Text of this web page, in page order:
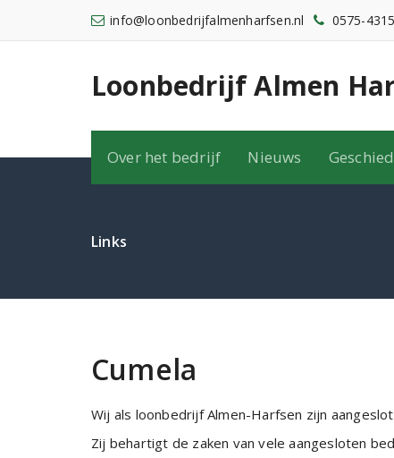
de
info@loonbedrijfalmenharfsen.nl 0575-
Loonbedrijf Almen
Over het bedrijf Nieuws
Links
Cumela
Wij als loonbedrijf Almen-Harfsen zijn
Zij behartigt de zaken van vele aangesloten